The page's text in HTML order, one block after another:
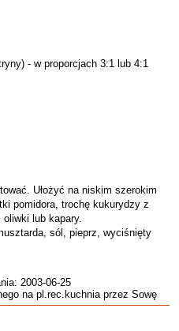
- w proporcjach 3:1 lub 4:1
Ułożyć na niskim szerokim
pomidora, trochę kukurydzy z
lub kapary.
sól, pieprz, wyciśnięty
2003-06-25
na pl.rec.kuchnia przez Sowę